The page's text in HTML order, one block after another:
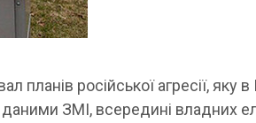
планів російської агресії, яку
ЗМІ, всередині владних